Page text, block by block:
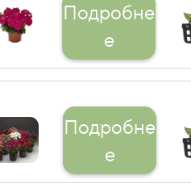
Подробне
е
Подробне
е